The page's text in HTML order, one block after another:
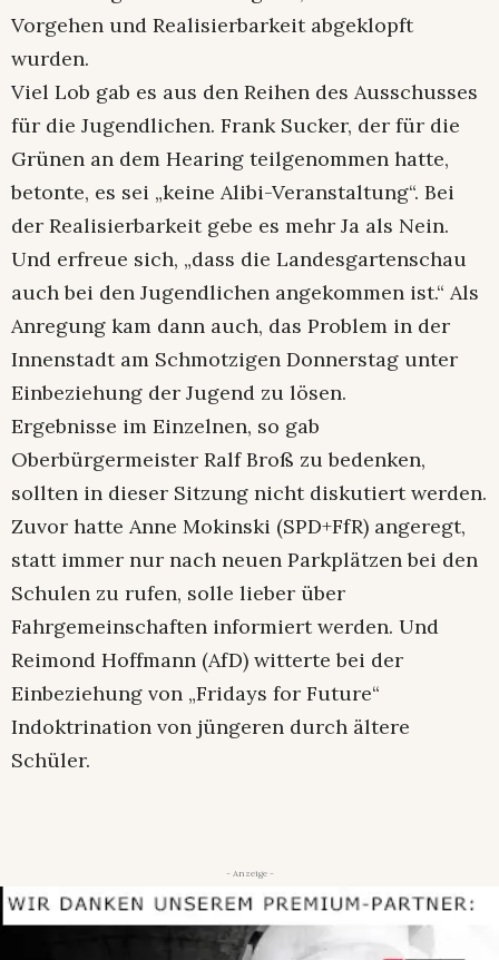
Vorgehen und Realisierbarkeit abgeklopft
wurden.
Viel Lob gab es aus den Reihen des Ausschusses
für die Jugendlichen. Frank Sucker, der für die
Grünen an dem Hearing teilgenommen hatte,
betonte, es sei „keine Alibi-Veranstaltung“. Bei
der Realisierbarkeit gebe es mehr Ja als Nein.
Und erfreue sich, „dass die Landesgartenschau
auch bei den Jugendlichen angekommen ist.“ Als
Anregung kam dann auch, das Problem in der
Innenstadt am Schmotzigen Donnerstag unter
Einbeziehung der Jugend zu lösen.
Ergebnisse im Einzelnen, so gab
Oberbürgermeister Ralf Broß zu bedenken,
sollten in dieser Sitzung nicht diskutiert werden.
Zuvor hatte Anne Mokinski (SPD+FfR) angeregt,
statt immer nur nach neuen Parkplätzen bei den
Schulen zu rufen, solle lieber über
Fahrgemeinschaften informiert werden. Und
Reimond Hoffmann (AfD) witterte bei der
Einbeziehung von „Fridays for Future“
Indoktrination von jüngeren durch ältere
Schüler.
- Anzeige -